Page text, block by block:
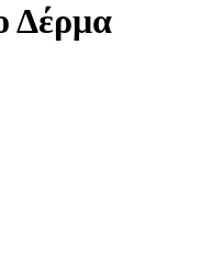
Δέρμα